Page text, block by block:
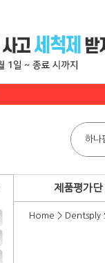
제품평가단
Home > Dentsply